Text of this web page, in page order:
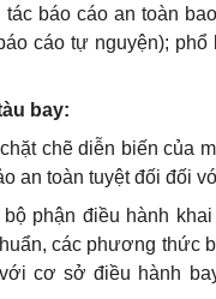
báo cáo an toàn
cáo tự nguyện);
bay:
chẽ diễn biến của
o an toàn tuyệt đối đối
phận điều hành khai
các phương thức
cơ sở điều hành